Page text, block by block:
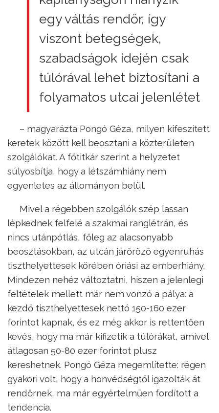
egy váltás rendőr, így
viszont betegségek,
szabadságok idején csak
túlórával lehet biztosítani a
folyamatos utcai jelenlétet
– magyarázta Pongó Géza, milyen kifeszített
keretek között kell beosztani a közterületen
szolgálókat. A főtitkár szerint a helyzetet
súlyosbítja, hogy a létszámhiány nem
egyenletes az állományon belül.
Mivel a régebben szolgálók szép lassan
lépkednek felfelé a szakmai ranglétrán, és
nincs utánpótlás, főleg az alacsonyabb
beosztásokban, az utcán járőröző egyenruhás
tiszthelyettesek körében óriási az emberhiány.
Mindezen nehéz változtatni, hiszen a jelenlegi
feltételek mellett már nem vonzó a pálya: a
kezdő tiszthelyettesek nettó 150-160 ezer
forintot kapnak, és ez még akkor is rettentően
kevés, hogy ma már kifizetik a túlórákat, amivel
átlagosan 50-80 ezer forintot plusz
kereshetnek. Pongó Géza megemlítette: régen
gyakori volt, hogy a honvédségtől igazolták át
rendőrnek, ma már egyértelműen fordított a
tendencia.